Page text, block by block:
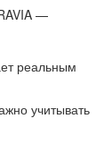
—
реальным
учитывать